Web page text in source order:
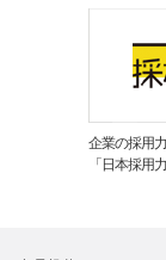
企業の採用
「日本採用